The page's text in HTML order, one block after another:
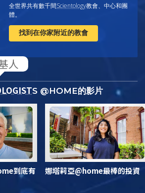
全世界共有數千間Scientology教會、中心和團
體。
找到在你家附近的教會
S @HOME的影片
到底有
娜塔莉亞@home最棒的投資